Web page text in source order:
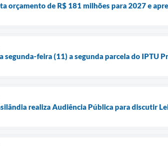
orçamento de R$ 181 milhões para 2027 e
segunda-feira (11) a segunda parcela do IPTU
realiza Audiência Pública para discutir